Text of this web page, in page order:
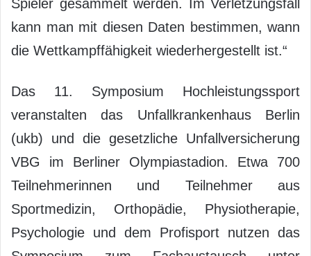
Spieler gesammelt werden. Im Verletzungsfall
kann man mit diesen Daten bestimmen, wann
die Wettkampffähigkeit wiederhergestellt ist.“
Das 11. Symposium Hochleistungssport
veranstalten das Unfallkrankenhaus Berlin
(ukb) und die gesetzliche Unfallversicherung
VBG im Berliner Olympiastadion. Etwa 700
Teilnehmerinnen und Teilnehmer aus
Sportmedizin, Orthopädie, Physiotherapie,
Psychologie und dem Profisport nutzen das